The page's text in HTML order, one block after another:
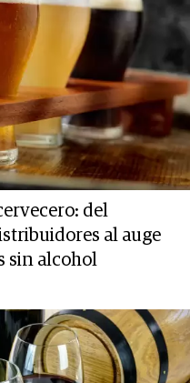
del
al auge
sin alcohol